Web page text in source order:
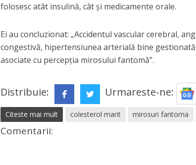
folosesc atât insulină, cât și medicamente orale.
Ei au concluzionat: „Accidentul vascular cerebral,
congestivă, hipertensiunea arterială bine
asociate cu percepția mirosului fantomă”.
Distribuie: Urmareste-ne:
Citeste mai mult colesterol marit mirosuri fantoma
Comentarii: